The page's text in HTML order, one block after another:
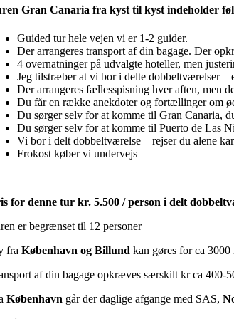
Gran Canaria fra kyst til kyst indeholder
Guided tur hele vejen vi er 1-2 guider.
Der arrangeres transport af din bagage. Der
4 overnatninger på udvalgte hoteller, men
Jeg tilstræber at vi bor i delte dobbeltværelser –
Der arrangeres fællesspisning hver aften, men
Du får en række anekdoter og fortællinger om
Du sørger selv for at komme til Gran Canaria,
Du sørger selv for at komme til Puerto de Las
Vi bor i delt dobbeltværelse – rejser du alene
Frokost køber vi undervejs
for denne tur kr. 5.500 / person i delt
er begrænset til 12 personer
fra København og Billund kan gøres for ca
af din bagage opkræves særskilt kr ca 400-
København går der daglige afgange med SAS,